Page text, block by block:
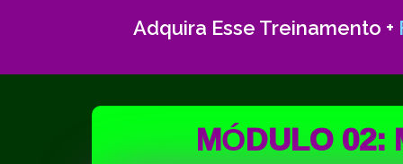
Adquira Esse Treinamento +
MÓDULO